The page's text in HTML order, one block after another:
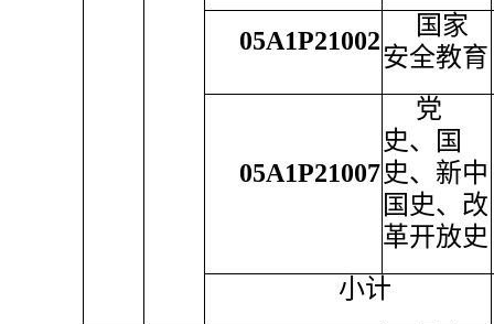
05A1P21002
国家
安全教育
05A1P21007
党
史、国
史、新中
国史、改
革开放史
小计